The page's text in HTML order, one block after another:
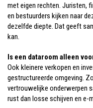
met eigen rechten. Juristen,
en bestuurders kijken naar
dezelfde diepte. Dat geeft
kan.
Is een dataroom alleen
Ook kleinere verkopen en
gestructureerde omgeving.
vertrouwelijke onderwerpen
rust dan losse schijven en e-